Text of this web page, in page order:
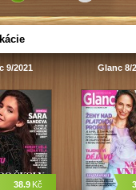
9/2021
38.9Kč
Glanc 8/